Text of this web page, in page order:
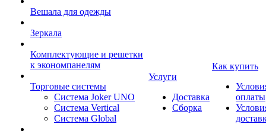
Вешала для одежды
Зеркала
Комплектующие и решетки
к экономпанелям
Торговые системы
Система Joker UNO
Система Vertical
Система Global
Услуги
Доставка
Сборка
Как купить
оплаты